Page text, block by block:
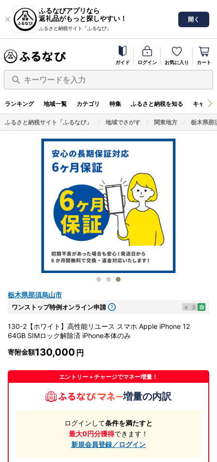
ふるなびアプリなら
返礼品がもっと探しやすい！
ふるさと納税サイト「ふるなび」
開く
ガイド ログイン お気に入り カート
キーワードを入力
ランキング 地域一覧 カテゴリ 特集 ふるさと納税を知る キャン
ふるさと納税サイト「ふるなび」 地域でさがす 関東地方 栃木県那
栃木県那須烏山市
ワンストップ特例オンライン申請 e ま 自
130-2【ホワイト】高性能リユース スマホ Apple iPhone 12
64GB SIMロック解除済 iPhone本体のみ
寄附金額130,000
エントリー＋チャージでマネー増量！
増量の内訳
ログインして条件を満たすと
最大0円分獲得できます！
新規会員登録／ログイン